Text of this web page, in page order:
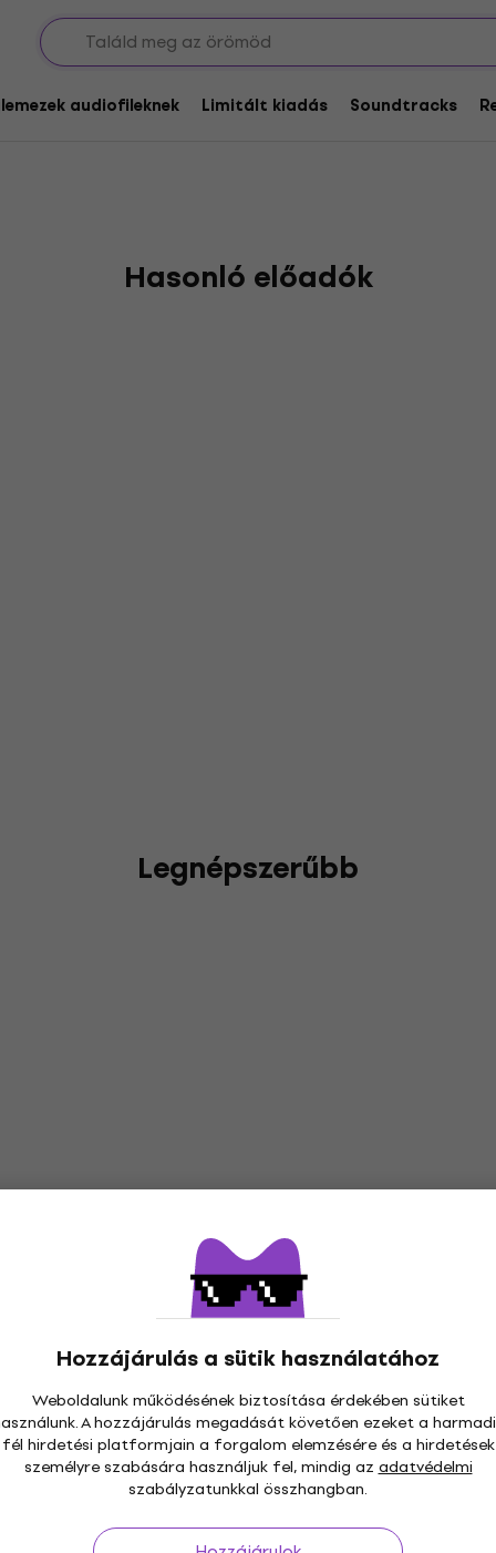
audiofileknek Limitált kiadás Soundtracks
Hozzájárulás a sütik használatához
Weboldalunk működésének biztosítása érdekében sütiket
A hozzájárulás megadását követően ezeket a
fél hirdetési platformjain a forgalom elemzésére és a hirdetések
személyre szabására használjuk fel, mindig azadatvédelmi
szabályzatunkkal összhangban.
Hasonló előadók
Legnépszerűbb